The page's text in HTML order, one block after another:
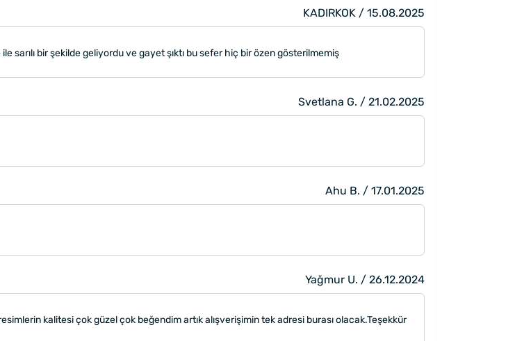
KADIRKOK / 15.08.2025
sarılı bir şekilde geliyordu ve gayet şıktı bu sefer hiç bir özen gösterilmemiş
Svetlana G. / 21.02.2025
Ahu B. / 17.01.2025
Yağmur U. / 26.12.2024
kalitesi çok güzel çok beğendim artık alışverişimin tek adresi burası olacak.Teşekkür